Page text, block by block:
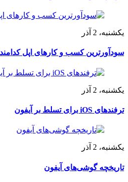
یکشنبه، 2 آذر
سودآورترین کسب و کارهای اپل
یکشنبه، 2 آذر
ترفندهای iOS برای تسلط بر آیفون
یکشنبه، 2 آذر
تاریخچه گوشی‌های آیفون